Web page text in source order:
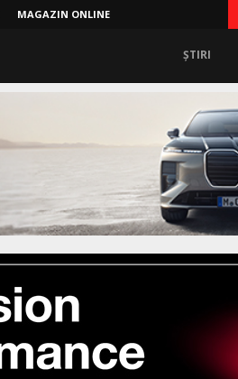
MAGAZIN ONLINE
ȘTIRI